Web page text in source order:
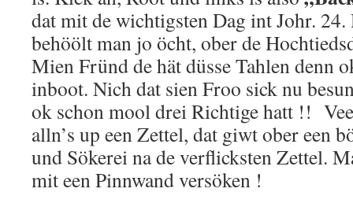
dat mit de wichtigsten Dag int Johr.
behöölt man jo öcht, ober de
Mien Fründ de hät düsse Tahlen denn
inboot. Nich dat sien Froo sick nu
ok schon mool drei Richtige hatt !!
alln’s up een Zettel, dat giwt ober een
und Sökerei na de verflicksten Zettel.
mit een Pinnwand versöken !